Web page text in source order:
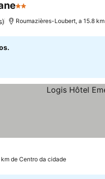
2 Estrelas
Roumazières-Loubert, a 15.8
km de Centro da cidade